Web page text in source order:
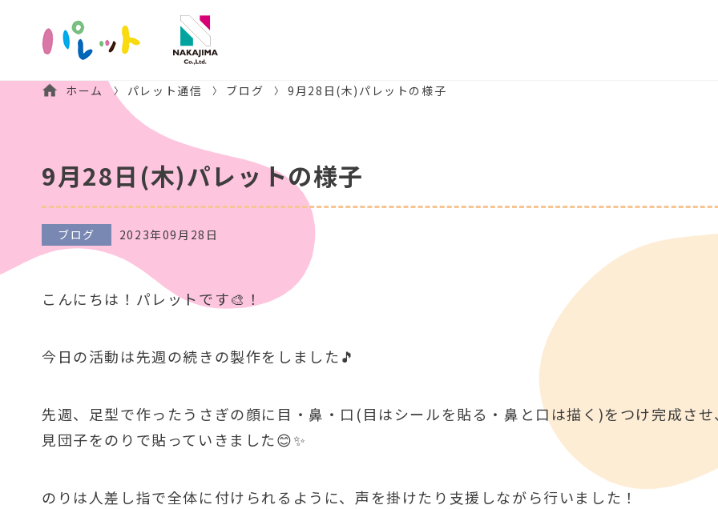
ホーム パレット通信 ブログ 9月28日(木)パレットの様子
9月28日(木)パレットの様子
ブログ 2023年09月28日
こんにちは！パレットです🎨！
今日の活動は先週の続きの製作をしました🎵
先週、足型で作ったうさぎの顔に目・鼻・口(目はシールを貼る・鼻と口は描く)をつけ完成さ
見団子をのりで貼っていきました😊✨
のりは人差し指で全体に付けられるように、声を掛けたり支援しながら行いました！